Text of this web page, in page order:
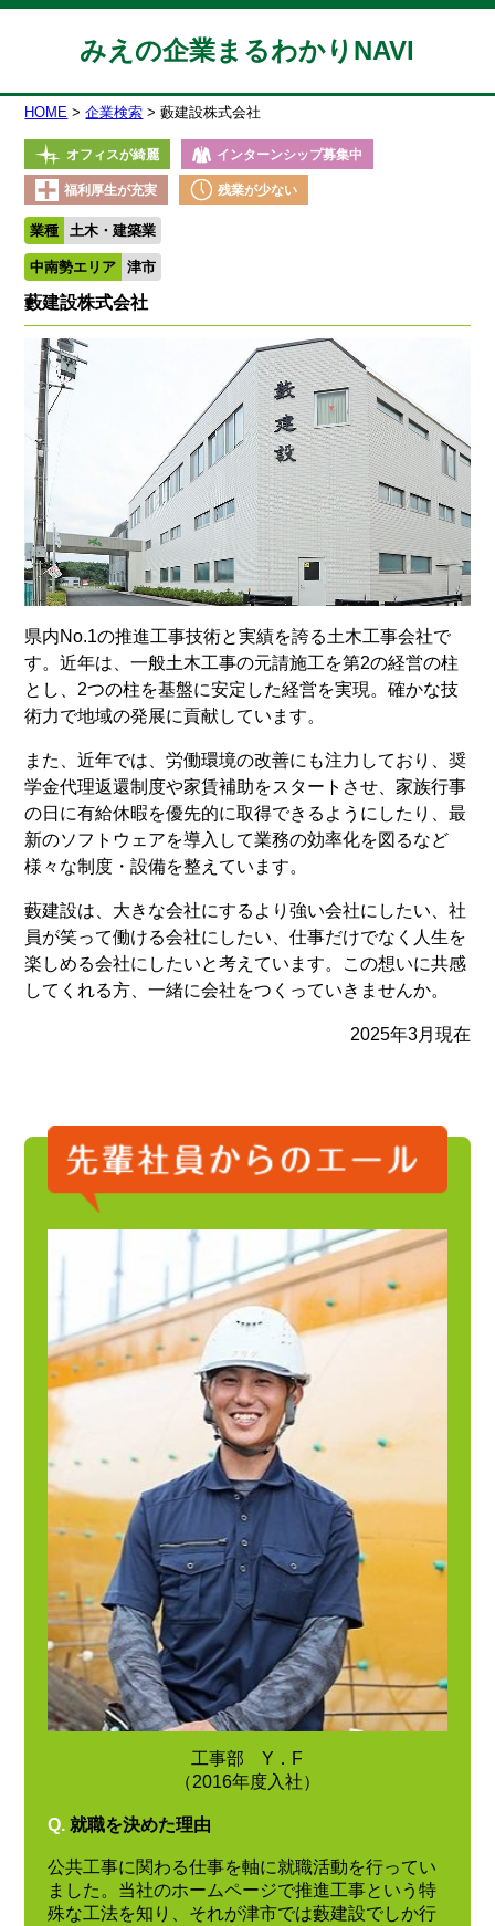
みえの企業まるわかりNAVI
HOME 企業検索 藪建設株式会社
オフィスが綺麗 インターンシップ募集中
福利厚生が充実 残業が少ない
業種 土木・建築業
中南勢エリア 津市
藪建設株式会社
県内No.1の推進工事技術と実績を誇る土木工事会社で
す。近年は、一般土木工事の元請施工を第2の経営の柱
とし、2つの柱を基盤に安定した経営を実現。確かな技
術力で地域の発展に貢献しています。
また、近年では、労働環境の改善にも注力しており、奨
学金代理返還制度や家賃補助をスタートさせ、家族行事
の日に有給休暇を優先的に取得できるようにしたり、最
新のソフトウェアを導入して業務の効率化を図るなど
様々な制度・設備を整えています。
藪建設は、大きな会社にするより強い会社にしたい、社
員が笑って働ける会社にしたい、仕事だけでなく人生を
楽しめる会社にしたいと考えています。この想いに共感
してくれる方、一緒に会社をつくっていきませんか。
2025年3月現在
工事部 Y．F
（2016年度入社）
Q. 就職を決めた理由
公共工事に関わる仕事を軸に就職活動を行ってい
ました。当社のホームページで推進工事という特
殊な工法を知り、それが津市では藪建設でしか行